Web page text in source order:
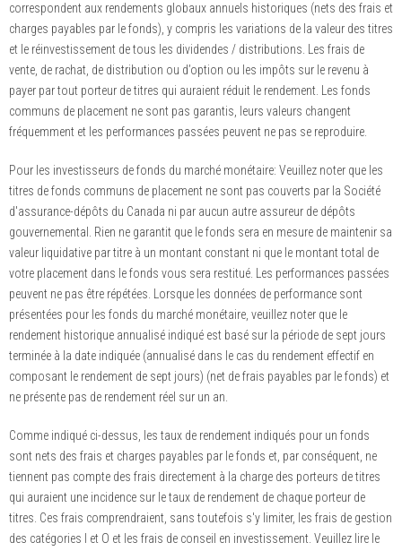
correspondent aux rendements globaux annuels historiques (nets des frais et
charges payables par le fonds), y compris les variations de la valeur des titres
et le réinvestissement de tous les dividendes / distributions. Les frais de
vente, de rachat, de distribution ou d’option ou les impôts sur le revenu à
payer par tout porteur de titres qui auraient réduit le rendement. Les fonds
communs de placement ne sont pas garantis, leurs valeurs changent
fréquemment et les performances passées peuvent ne pas se reproduire.
Pour les investisseurs de fonds du marché monétaire: Veuillez noter que les
titres de fonds communs de placement ne sont pas couverts par la Société
d'assurance-dépôts du Canada ni par aucun autre assureur de dépôts
gouvernemental. Rien ne garantit que le fonds sera en mesure de maintenir sa
valeur liquidative par titre à un montant constant ni que le montant total de
votre placement dans le fonds vous sera restitué. Les performances passées
peuvent ne pas être répétées. Lorsque les données de performance sont
présentées pour les fonds du marché monétaire, veuillez noter que le
rendement historique annualisé indiqué est basé sur la période de sept jours
terminée à la date indiquée (annualisé dans le cas du rendement effectif en
composant le rendement de sept jours) (net de frais payables par le fonds) et
ne présente pas de rendement réel sur un an.
Comme indiqué ci-dessus, les taux de rendement indiqués pour un fonds
sont nets des frais et charges payables par le fonds et, par conséquent, ne
tiennent pas compte des frais directement à la charge des porteurs de titres
qui auraient une incidence sur le taux de rendement de chaque porteur de
titres. Ces frais comprendraient, sans toutefois s'y limiter, les frais de gestion
des catégories I et O et les frais de conseil en investissement. Veuillez lire le